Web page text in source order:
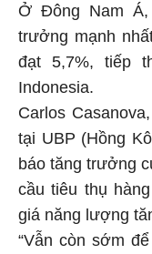
Ở Đông Nam Á,
trưởng mạnh
đạt 5,7%, tiếp
Indonesia.
Carlos
tại UBP (Hồng
báo tăng trưởng
cầu tiêu thụ
giá năng lượng
“Vẫn còn sớm